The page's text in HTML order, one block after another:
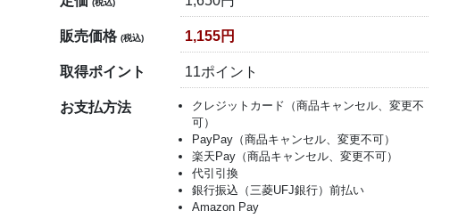
(税込)
販売価格(税込) 1,155円
取得ポイント 11ポイント
お支払方法
クレジットカード（商品キャンセル、変更不
可）
PayPay（商品キャンセル、変更不可）
楽天Pay（商品キャンセル、変更不可）
代引引換
銀行振込（三菱UFJ銀行）前払い
Amazon Pay